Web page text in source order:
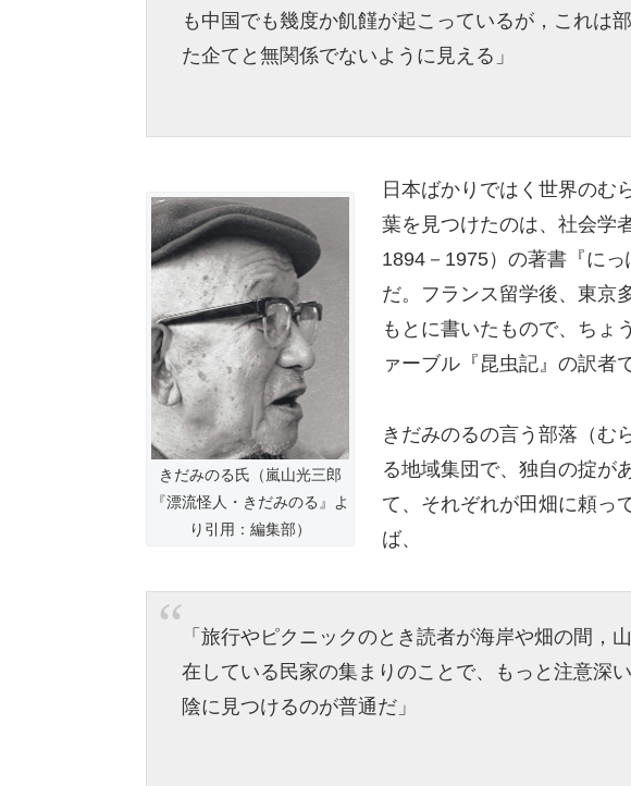
も中国でも幾度か飢饉が起こっているが，これは
た企てと無関係でないように見える」
きだみのる氏（嵐山光三郎
『漂流怪人・きだみのる』よ
り引用：編集部）
日本ばかりではく世界のむ
葉を見つけたのは、社会学
1894－1975）の著書『に
だ。フランス留学後、東京
もとに書いたもので、ちょ
ァーブル『昆虫記』の訳者
きだみのるの言う部落（む
る地域集団で、独自の掟が
て、それぞれが田畑に頼っ
ば、
「旅行やピクニックのとき読者が海岸や畑の間，
在している民家の集まりのことで、もっと注意深
陰に見つけるのが普通だ」